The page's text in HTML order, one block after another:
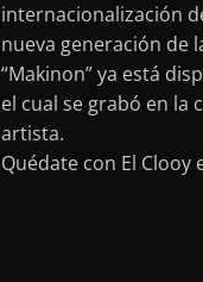
internacionalización
nueva generación de
“Makinon” ya está
el cual se grabó en la
artista.
Quédate con El